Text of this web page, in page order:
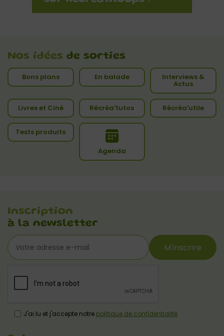
Nos idées de sorties
Bons plans En balade Interviews &
Actus
Livres et Ciné Récréa'tutos Récréa'utile
Tests produits
Agenda
Inscription
à la newsletter
M'inscrire
J'ai lu et j'accepte notre politique de confidentialité